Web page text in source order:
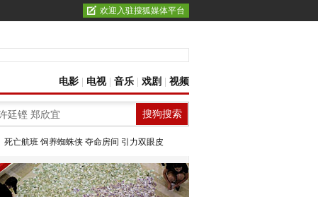
欢迎入驻搜狐媒体平台
电影 电视| 音乐 戏剧 视频
死亡航班 饲养蜘蛛侠 夺命房间 引力双眼皮